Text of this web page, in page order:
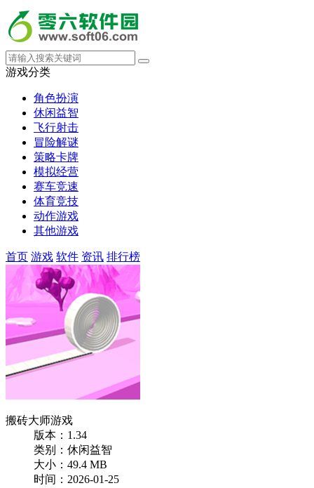
游戏分类
角色扮演
休闲益智
飞行射击
冒险解谜
策略卡牌
模拟经营
赛车竞速
体育竞技
动作游戏
其他游戏
首页 游戏 软件 资讯 排行榜
搬砖大师游戏
版本：1.34
类别：休闲益智
大小：49.4 MB
时间：2026-01-25